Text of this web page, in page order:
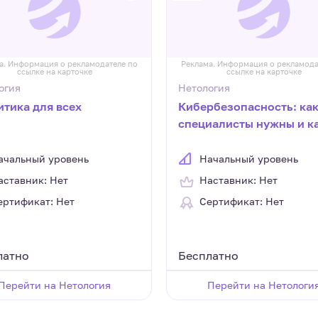
Информация о рекламодателе по
ссылке на карточке
для всех
уровень
Нет
Нет
на Нетология
Реклама. Информация о
ссылке на карточке
Нетология
Кибербезопасность:
специалисты нужны и
Начальный уровень
Наставник: Нет
Сертификат: Нет
Бесплатно
Перейти на